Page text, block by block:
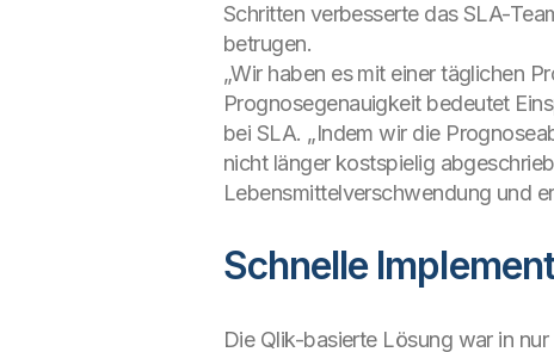
Schritten verbesserte das SLA-
betrugen.
„Wir haben es mit einer täglichen
Prognosegenauigkeit bedeutet
bei SLA. „Indem wir die
nicht länger kostspielig
Lebensmittelverschwendung und
Schnelle
Die Qlik-basierte Lösung war in